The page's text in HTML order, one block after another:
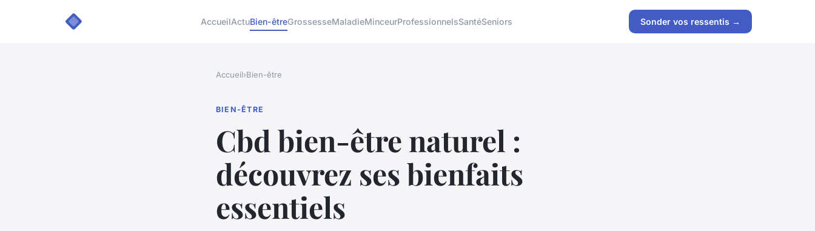
AccueilActuBien-êtreGrossesseMaladieMinceurProfessionnelsSantéSeniors Sonder vos ressentis →
Accueil›Bien-être
BIEN-ÊTRE
Cbd bien-être naturel :
découvrez ses bienfaits
essentiels